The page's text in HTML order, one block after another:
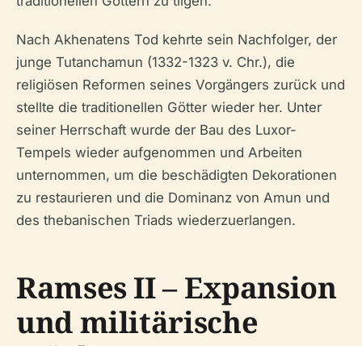
Nach Akhenatens Tod kehrte sein Nachfolger, der
junge Tutanchamun (1332-1323 v. Chr.), die
religiösen Reformen seines Vorgängers zurück und
stellte die traditionellen Götter wieder her. Unter
seiner Herrschaft wurde der Bau des Luxor-
Tempels wieder aufgenommen und Arbeiten
unternommen, um die beschädigten Dekorationen
zu restaurieren und die Dominanz von Amun und
des thebanischen Triads wiederzuerlangen.
Ramses II – Expansion
und militärische